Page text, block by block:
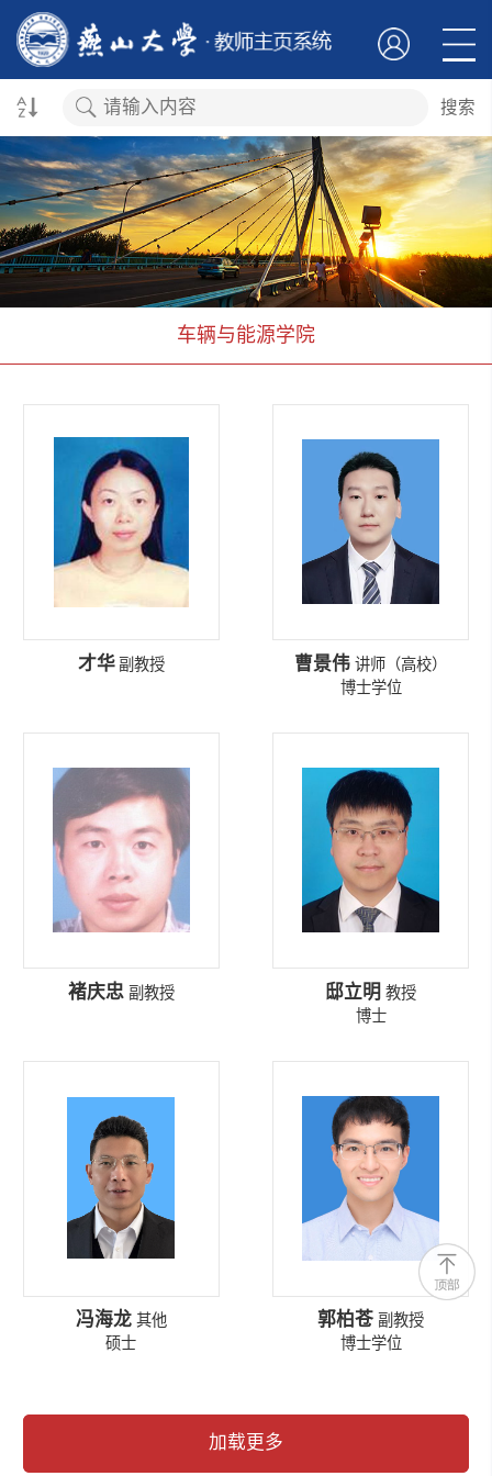
搜索
车辆与能源学院
才华 副教授 曹景伟 讲师（高校）
博士学位
褚庆忠 副教授 邸立明 教授
博士
冯海龙 其他
硕士
郭柏苍 副教授
博士学位
加载更多